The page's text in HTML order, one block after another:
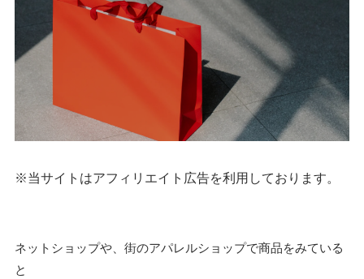
※当サイトはアフィリエイト広告を利用しております。
ネットショップや、街のアパレルショップで商品をみている
と